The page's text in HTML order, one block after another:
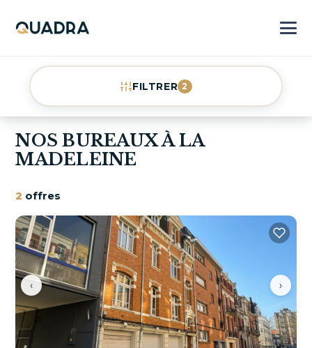
FILTRER 2
NOS BUREAUX À LA
MADELEINE
2 offres
‹ ›